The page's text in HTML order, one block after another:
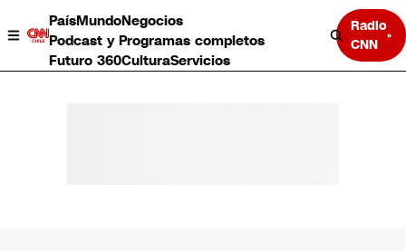
PaísMundoNegocios
Podcast y Programas completos
Futuro 360CulturaServicios
Radio
CNN